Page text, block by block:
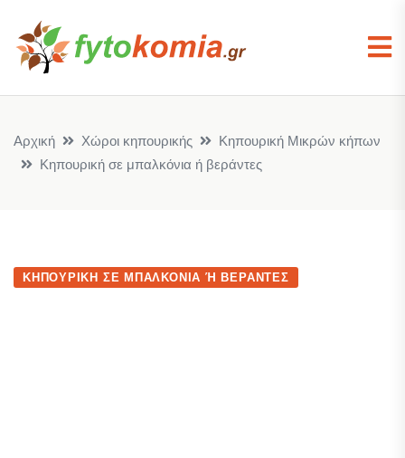
Αρχική Χώροι κηπουρικής
Κηπουρική Μικρών κήπων
Κηπουρική σε μπαλκόνια ή βεράντες
ΚΗΠΟΥΡΙΚΉ ΣΕ ΜΠΑΛΚΌΝΙΑ Ή ΒΕΡΆΝΤΕΣ